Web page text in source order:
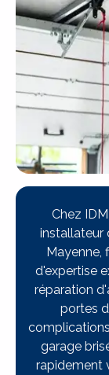
Chez
installateur
Mayenne,
d'expertise
réparation
portes
garage
rapidement